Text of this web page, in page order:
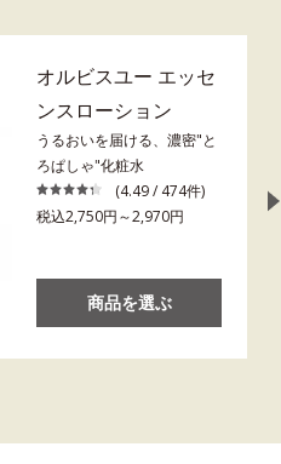
オルビスユー エッセ
ンスローション
うるおいを届ける、濃密"と
ろぱしゃ"化粧水
(4.49 / 474件)
税込2,750円～2,970円
商品を選ぶ